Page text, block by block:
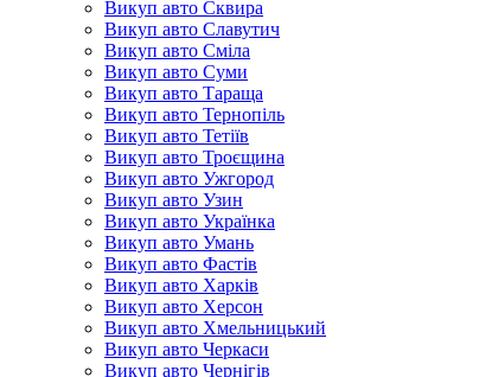
Викуп авто Сквира
Викуп авто Славутич
Викуп авто Сміла
Викуп авто Суми
Викуп авто Тараща
Викуп авто Тернопіль
Викуп авто Тетіїв
Викуп авто Троєщина
Викуп авто Ужгород
Викуп авто Узин
Викуп авто Українка
Викуп авто Умань
Викуп авто Фастів
Викуп авто Харків
Викуп авто Херсон
Викуп авто Хмельницький
Викуп авто Черкаси
Викуп авто Чернігів